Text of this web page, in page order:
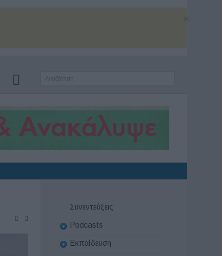
Συνεντεύξεις
Podcasts
Εκπαίδευση